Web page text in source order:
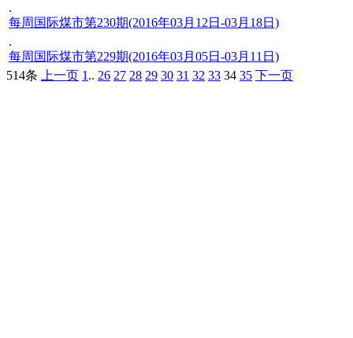
.
每周国际煤市第230期(2016年03月12日-03月18日)
.
每周国际煤市第229期(2016年03月05日-03月11日)
514条
上一页 1 .. 26 27 28 29 30 31 32 33 34 35 下一页